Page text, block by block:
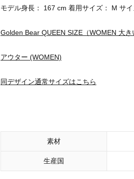
モデル身長： 167 cm 着用サイズ： M サ
Golden Bear QUEEN SIZE（WOMEN 大き
アウター (WOMEN)
同デザイン通常サイズはこちら
素材
生産国